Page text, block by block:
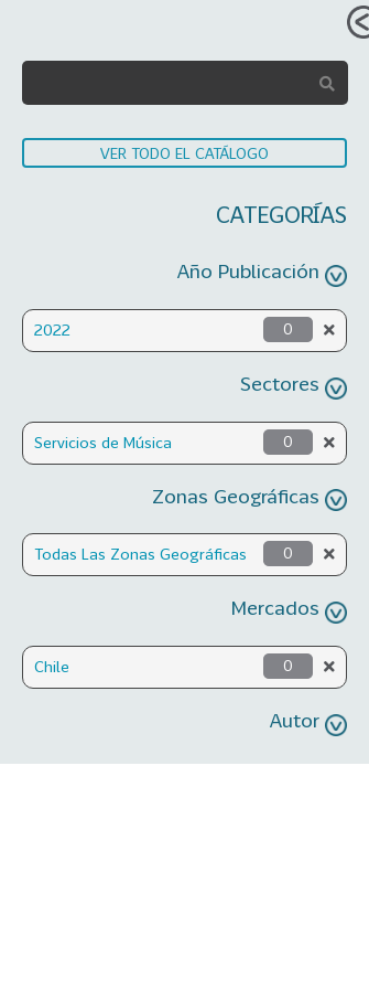
VER TODO EL CATÁLOGO
CATEGORÍAS
Año Publicación
2022 0
Sectores
Servicios de Música 0
Zonas Geográficas
Todas Las Zonas Geográficas 0
Mercados
Chile 0
Autor